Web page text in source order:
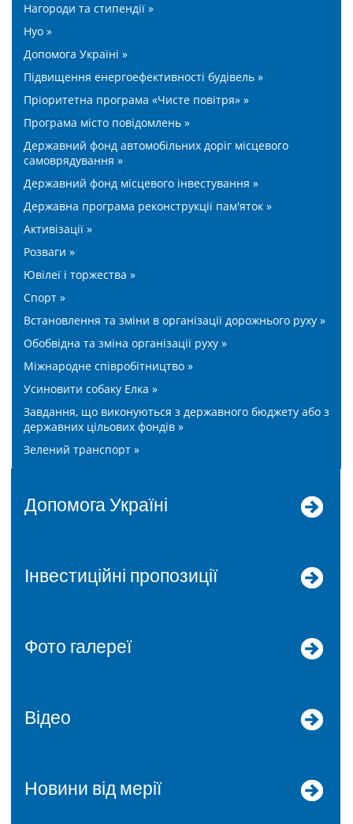
Нагороди та стипендії »
Нуо »
Допомога Україні »
Підвищення енергоефективності будівель »
Пріоритетна програма «Чисте повітря» »
Програма місто повідомлень »
Державний фонд автомобільних доріг місцевого
самоврядування »
Державний фонд місцевого інвестування »
Державна програма реконструкції пам'яток »
Активізації »
Розваги »
Ювілеї і торжества »
Спорт »
Встановлення та зміни в організації дорожнього руху »
Обобвідна та зміна організації руху »
Міжнародне співробітництво »
Усиновити собаку Елка »
Завдання, що виконуються з державного бюджету або з
державних цільових фондів »
Зелений транспорт »
допомога Україні
Інвестиційні пропозиції
Фото галереї
Відео
Новини від мерії